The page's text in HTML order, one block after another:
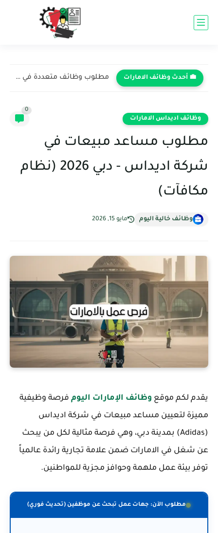
💼 أحدث وظائف الامارات مطلوب وظائف متعددة في شركة الدار العقارية - أبوظبي 2026...
وظائف اديداس الامارات
0
مطلوب مساعد مبيعات في
شركة اديداس - دبي 2026 (نظام
مكافآت)
وظائف خالية اليوم مايو 15, 2026
يقدم لكم موقع وظائف الإمارات اليوم فرصة وظيفية
مميزة لتعيين مساعد مبيعات في شركة اديداس
(Adidas) بمدينة دبي، وهي فرصة مثالية لكل من يبحث
عن شغل في الامارات ضمن علامة تجارية رائدة عالمياً
توفر بيئة عمل ملهمة وحوافز مجزية للمواطنين.
مطلوب الآن: جهات عمل تبحث عن موظفين (تحديث فوري)